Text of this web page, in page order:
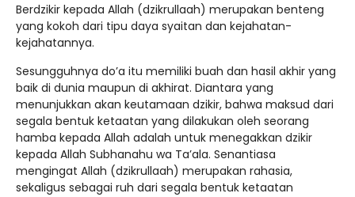
Berdzikir kepada Allah (dzikrullaah) merupakan benteng
yang kokoh dari tipu daya syaitan dan kejahatan-
kejahatannya.
Sesungguhnya do’a itu memiliki buah dan hasil akhir yang
baik di dunia maupun di akhirat. Diantara yang
menunjukkan akan keutamaan dzikir, bahwa maksud dari
segala bentuk ketaatan yang dilakukan oleh seorang
hamba kepada Allah adalah untuk menegakkan dzikir
kepada Allah Subhanahu wa Ta’ala. Senantiasa
mengingat Allah (dzikrullaah) merupakan rahasia,
sekaligus sebagai ruh dari segala bentuk ketaatan